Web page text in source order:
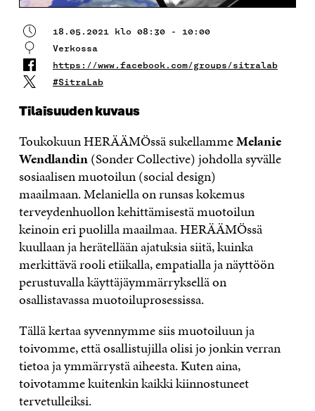
18.05.2021 klo 08:30 - 10:00
Verkossa
https://www.facebook.com/groups/sitralab
#SitraLab
Tilaisuuden kuvaus
Toukokuun HERÄÄMÖssä sukellammeMelanie
Wendlandin(Sonder Collective) johdolla syvälle
sosiaalisen muotoilun (social design)
maailmaan. Melaniella on runsas kokemus
terveydenhuollon kehittämisestä muotoilun
keinoin eri puolilla maailmaa. HERÄÄMÖssä
kuullaan ja herätellään ajatuksia siitä, kuinka
merkittävä rooli etiikalla, empatialla ja näyttöön
perustuvalla käyttäjäymmärryksellä on
osallistavassa muotoiluprosessissa.
Tällä kertaa syvennymme siis muotoiluun ja
toivomme, että osallistujilla olisi jo jonkin verran
tietoa ja ymmärrystä aiheesta. Kuten aina,
toivotamme kuitenkin kaikki kiinnostuneet
tervetulleiksi.